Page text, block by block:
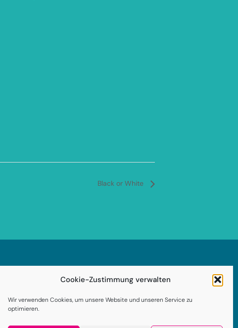
Cookie-Zustimmung verwalten
Wir verwenden Cookies, um unsere Website und unseren Service zu
optimieren.
Black or White
Datenschutzerklärung